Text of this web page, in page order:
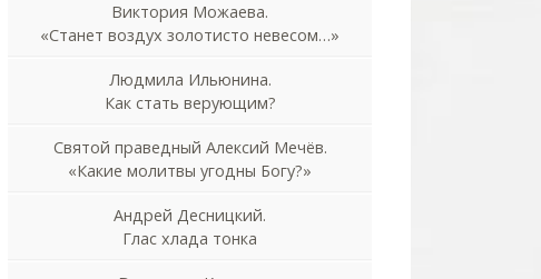
Виктория Можаева.
«Станет воздух золотисто невесом…»
Людмила Ильюнина.
Как стать верующим?
Святой праведный Алексий Мечёв.
«Какие молитвы угодны Богу?»
Андрей Десницкий.
Глас хлада тонка